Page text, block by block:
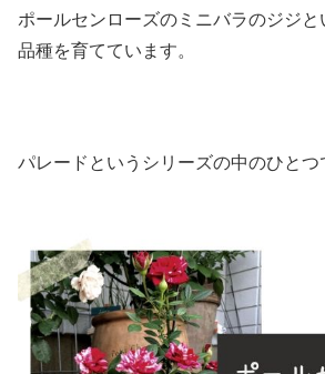
ポールセンローズのミニバラのジジと
品種を育てています。
パレードというシリーズの中のひとつ